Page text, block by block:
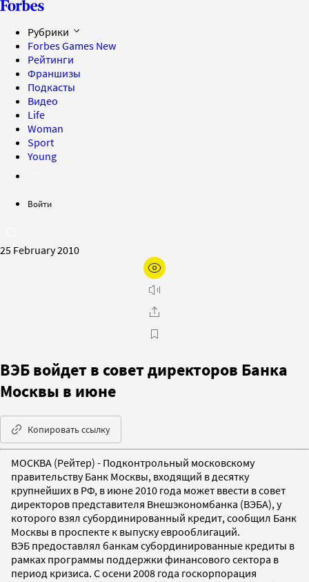
Рубрики
Forbes Games New
Рейтинги
Франшизы
Подкасты
Видео
Life
Woman
Sport
Young
Войти
25 February 2010
ВЭБ войдет в совет директоров Банка
Москвы в июне
Копировать ссылку
МОСКВА (Рейтер) - Подконтрольный московскому
правительству Банк Москвы, входящий в десятку
крупнейших в РФ, в июне 2010 года может ввести в совет
директоров представителя Внешэкономбанка (ВЭБА), у
которого взял субординированный кредит, сообщил Банк
Москвы в проспекте к выпуску еврооблигаций.
ВЭБ предоставлял банкам субординированные кредиты в
рамках программы поддержки финансового сектора в
период кризиса. С осени 2008 года госкорпорация